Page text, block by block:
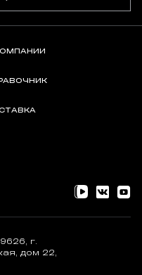
г.
дом 22,